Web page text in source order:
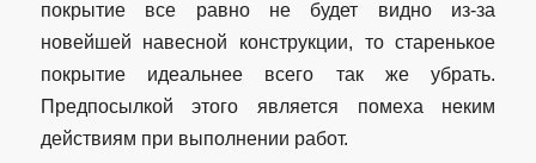
покрытие все равно не будет видно из-за
новейшей навесной конструкции, то старенькое
покрытие идеальнее всего так же убрать.
Предпосылкой этого является помеха неким
действиям при выполнении работ.